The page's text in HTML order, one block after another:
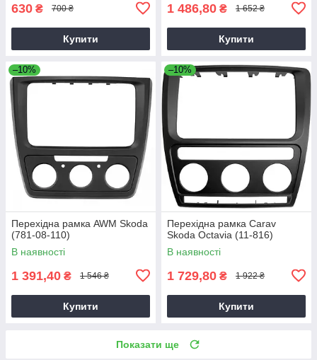
630 ₴ 700 ₴
Купити
1 486,80 ₴ 1 652 ₴
Купити
–10%
Перехідна рамка AWM Skoda
(781-08-110)
В наявності
1 391,40 ₴ 1 546 ₴
Купити
–10%
Перехідна рамка Carav
Skoda Octavia (11-816)
В наявності
1 729,80 ₴ 1 922 ₴
Купити
Показати ще